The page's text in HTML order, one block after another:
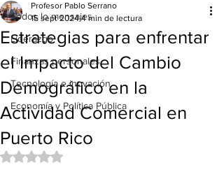
Todos lo mensajes
Liderazgo
Finanzas personales
Tecnología e inovación
Economía y Política Pública
Estrategias para enfrentar
el Impacto del Cambio
Demográfico en la
Actividad Comercial en
Puerto Rico
Profesor Pablo Serrano
15 sept 2024 4 min de lectura
Obtuvo NaN de 5 estrellas.